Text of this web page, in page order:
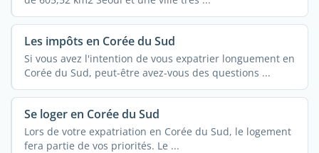
Les impôts en Corée du Sud
Si vous avez l'intention de vous expatrier longuement en
Corée du Sud, peut-être avez-vous des questions ...
Se loger en Corée du Sud
Lors de votre expatriation en Corée du Sud, le logement
fera partie de vos priorités. Le ...